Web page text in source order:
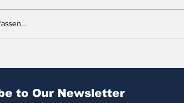
to Our Newsletter